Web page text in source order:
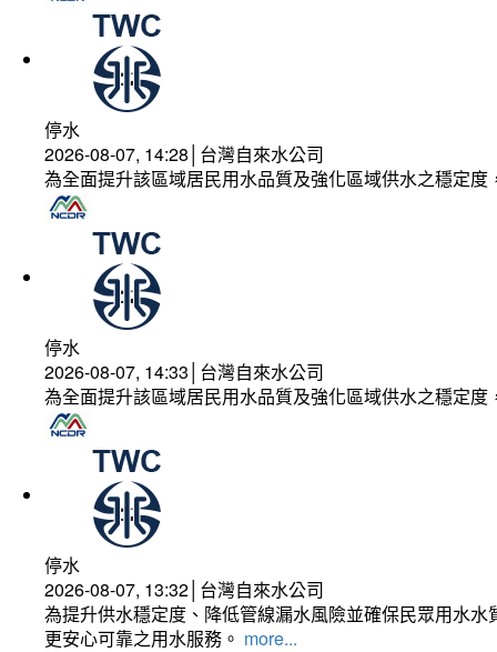
停水
2026-08-07, 14:28│台灣自來水公司
為全面提升該區域居民用水品質及強化區域供水之穩定
停水
2026-08-07, 14:33│台灣自來水公司
為全面提升該區域居民用水品質及強化區域供水之穩定
停水
2026-08-07, 13:32│台灣自來水公司
為提升供水穩定度、降低管線漏水風險並確保民眾用水
更安心可靠之用水服務。 more...